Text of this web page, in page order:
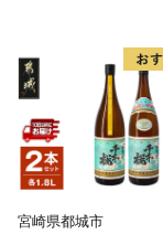
宮崎県都城市